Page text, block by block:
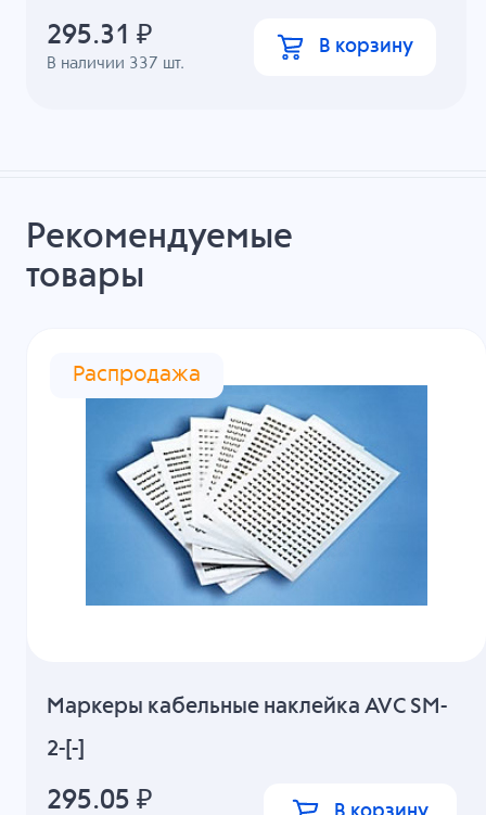
В наличии 337 шт.
295.31 ₽ В корзину
Рекомендуемые
товары
Распродажа
Маркеры кабельные наклейка AVC SM-
2-[-]
295.05 ₽